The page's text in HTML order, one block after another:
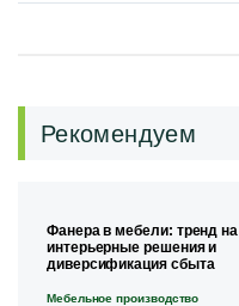
Рекомендуем
Фанера в мебели: тренд на
интерьерные решения и
диверсификация сбыта
Мебельное производство